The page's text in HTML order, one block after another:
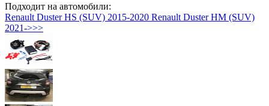
Подходит на автомобили:
Renault Duster HS (SUV) 2015-2020 Renault Duster HM (SUV)
2021->>>